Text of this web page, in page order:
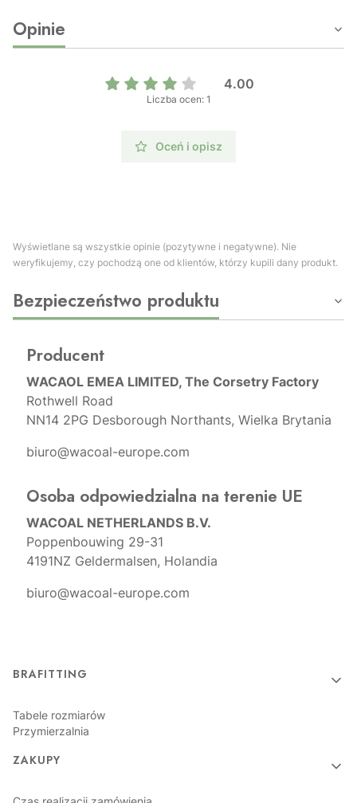
Opinie
4.00
Liczba ocen: 1
Oceń i opisz
Wyświetlane są wszystkie opinie (pozytywne i negatywne). Nie
weryfikujemy, czy pochodzą one od klientów, którzy kupili dany produkt.
Bezpieczeństwo produktu
Producent
WACAOL EMEA LIMITED, The Corsetry Factory
Rothwell Road
NN14 2PG Desborough Northants, Wielka Brytania
biuro@wacoal-europe.com
Osoba odpowiedzialna na terenie UE
WACOAL NETHERLANDS B.V.
Poppenbouwing 29-31
4191NZ Geldermalsen, Holandia
biuro@wacoal-europe.com
Linki w stopce
BRAFITTING
Tabele rozmiarów
Przymierzalnia
ZAKUPY